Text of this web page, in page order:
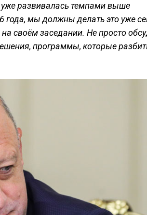
уже развивалась темпами выше
мы должны делать это уже
своём заседании. Не просто
программы, которые